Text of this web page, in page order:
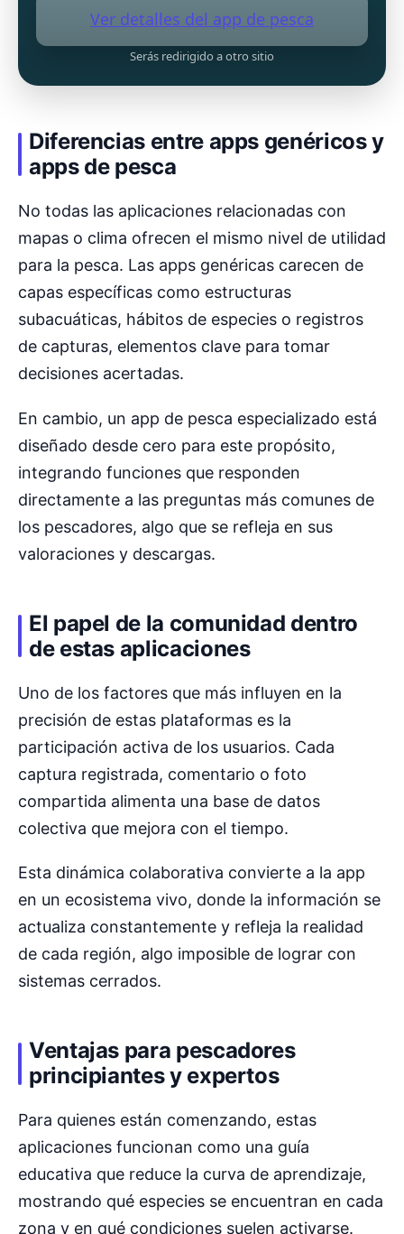
Ver detalles del app de pesca
Serás redirigido a otro sitio
Diferencias entre apps genéricos y
apps de pesca
No todas las aplicaciones relacionadas con
mapas o clima ofrecen el mismo nivel de utilidad
para la pesca. Las apps genéricas carecen de
capas específicas como estructuras
subacuáticas, hábitos de especies o registros
de capturas, elementos clave para tomar
decisiones acertadas.
En cambio, un app de pesca especializado está
diseñado desde cero para este propósito,
integrando funciones que responden
directamente a las preguntas más comunes de
los pescadores, algo que se refleja en sus
valoraciones y descargas.
El papel de la comunidad dentro
de estas aplicaciones
Uno de los factores que más influyen en la
precisión de estas plataformas es la
participación activa de los usuarios. Cada
captura registrada, comentario o foto
compartida alimenta una base de datos
colectiva que mejora con el tiempo.
Esta dinámica colaborativa convierte a la app
en un ecosistema vivo, donde la información se
actualiza constantemente y refleja la realidad
de cada región, algo imposible de lograr con
sistemas cerrados.
Ventajas para pescadores
principiantes y expertos
Para quienes están comenzando, estas
aplicaciones funcionan como una guía
educativa que reduce la curva de aprendizaje,
mostrando qué especies se encuentran en cada
zona y en qué condiciones suelen activarse.